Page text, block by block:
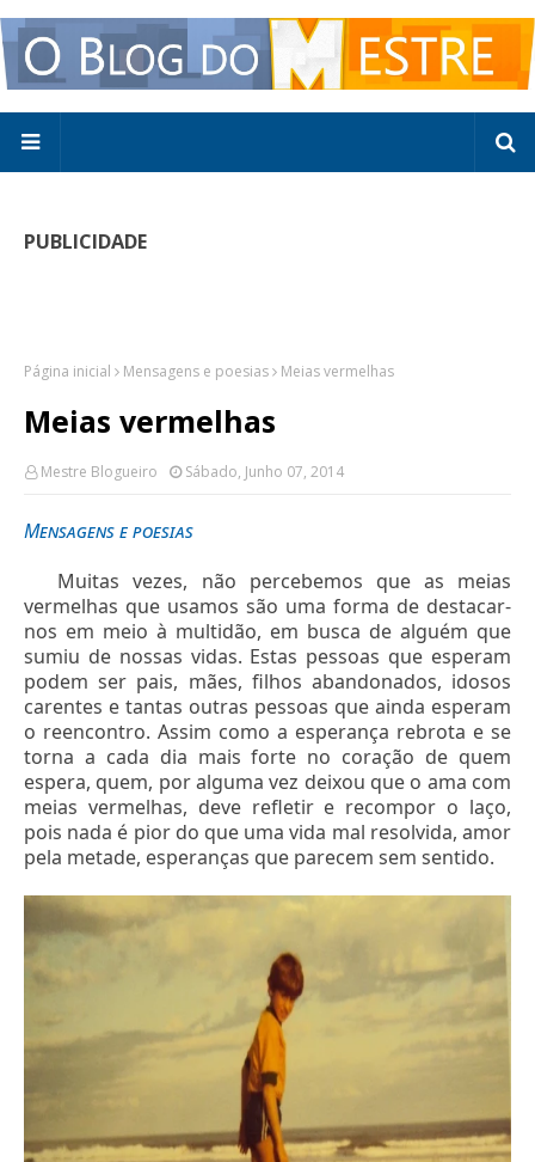
PUBLICIDADE
Página inicial Mensagens e poesias Meias vermelhas
Meias vermelhas
Mestre Blogueiro Sábado, Junho 07, 2014
Mensagens e poesias
Muitas vezes, não percebemos que as meias
vermelhas que usamos são uma forma de destacar-
nos em meio à multidão, em busca de alguém que
sumiu de nossas vidas. Estas pessoas que esperam
podem ser pais, mães, filhos abandonados, idosos
carentes e tantas outras pessoas que ainda esperam
o reencontro. Assim como a esperança rebrota e se
torna a cada dia mais forte no coração de quem
espera, quem, por alguma vez deixou que o ama com
meias vermelhas, deve refletir e recompor o laço,
pois nada é pior do que uma vida mal resolvida, amor
pela metade, esperanças que parecem sem sentido.